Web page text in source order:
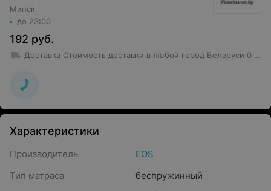
Минск
до 23:00
192 руб.
Доставка Стоимость доставки в любой город Беларуси 0 руб., при покупке в рассрочку стоимость доставки уточняется у менеджера. Подъем на этаж осуществляется в городе Минске и Минской области, в областных городах доставка осуществляется до подъезда.
Характеристики
Производитель
EOS
Тип матраса
беспружинный